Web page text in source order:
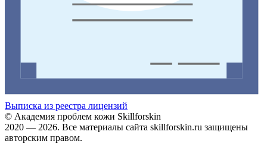
Выписка из реестра лицензий
© Академия проблем кожи Skillforskin
2020 — 2026. Все материалы сайта skillforskin.ru защищены
авторским правом.